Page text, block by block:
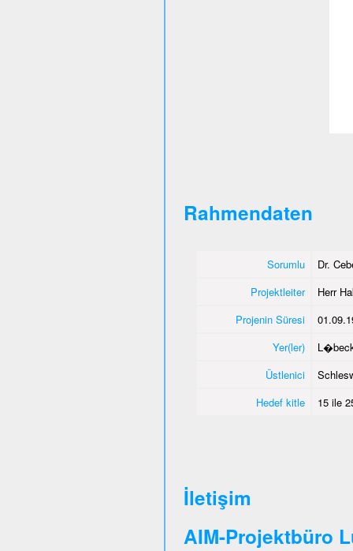
Rahmendaten
Sorumlu
Dr.
Projektleiter
Herr
Projenin Süresi
Yer(ler)
Üstlenici
Hedef kitle
15 ile
İletişim
AIM-Projektbüro